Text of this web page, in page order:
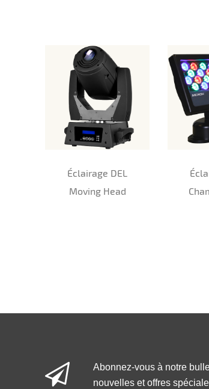
Éclairage DEL
Moving Head
Abonnez-vous à notre
nouvelles et offres